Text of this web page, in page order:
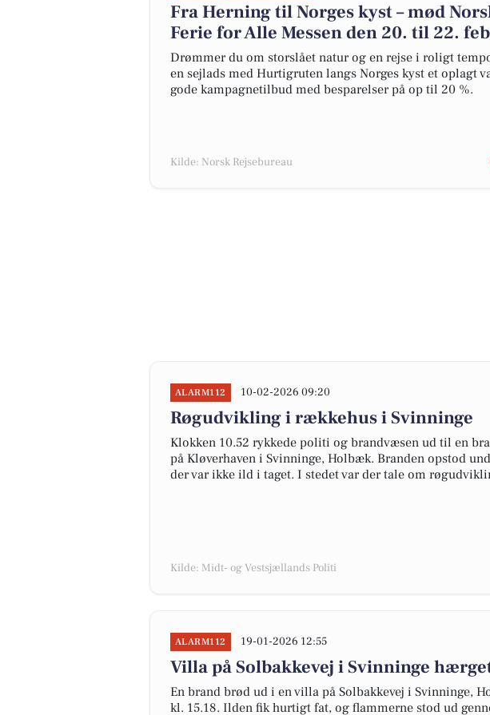
Fra Herning til Norges kyst – mød
Ferie for Alle Messen den 20. til 22.
Drømmer du om storslået natur og en rejse i roligt
en sejlads med Hurtigruten langs Norges kyst et oplagt
gode kampagnetilbud med besparelser på op til 20 %.
Kilde: Norsk Rejsebureau
ALARM112 10-02-2026 09:20
Røgudvikling i rækkehus i Svinninge
Klokken 10.52 rykkede politi og brandvæsen ud til en
på Kløverhaven i Svinninge, Holbæk. Branden opstod
der var ikke ild i taget. I stedet var der tale om
Kilde: Midt- og Vestsjællands Politi
ALARM112 19-01-2026 12:55
Villa på Solbakkevej i Svinninge
En brand brød ud i en villa på Solbakkevej i Svinninge,
kl. 15.18. Ilden fik hurtigt fat, og flammerne stod ud